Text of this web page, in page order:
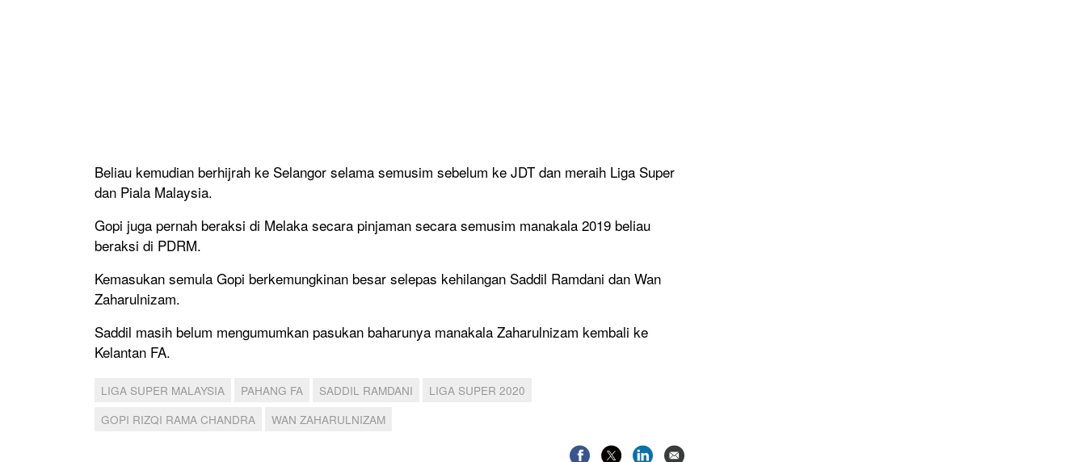
Beliau kemudian berhijrah ke Selangor selama semusim sebelum ke JDT dan meraih Liga Super
dan Piala Malaysia.
Gopi juga pernah beraksi di Melaka secara pinjaman secara semusim manakala 2019 beliau
beraksi di PDRM.
Kemasukan semula Gopi berkemungkinan besar selepas kehilangan Saddil Ramdani dan Wan
Zaharulnizam.
Saddil masih belum mengumumkan pasukan baharunya manakala Zaharulnizam kembali ke
Kelantan FA.
LIGA SUPER MALAYSIA PAHANG FA SADDIL RAMDANI
LIGA SUPER 2020
GOPI RIZQI RAMA CHANDRA
WAN ZAHARULNIZAM